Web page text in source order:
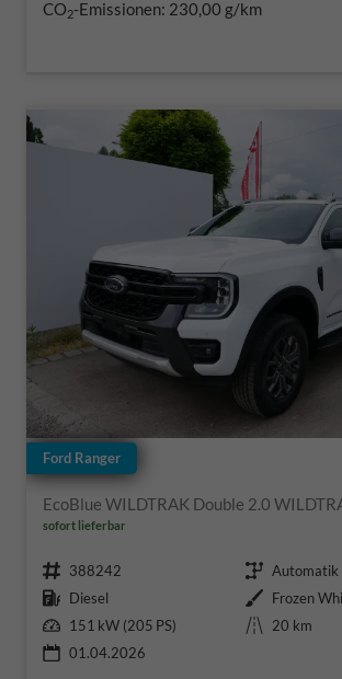
CO2-Emissionen: 230,00 g/km
Ford Ranger
sofort lieferbar
Fahrzeugnr. 388242 Getriebe Automatik
Kraftstoff Diesel Außenfarbe Frozen
Leistung 151 kW (205 PS) Kilometerstand
20 km
01.04.2026